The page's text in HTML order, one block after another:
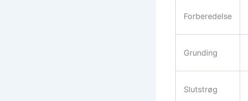
Forberedelse
Grunding
Slutstrøg